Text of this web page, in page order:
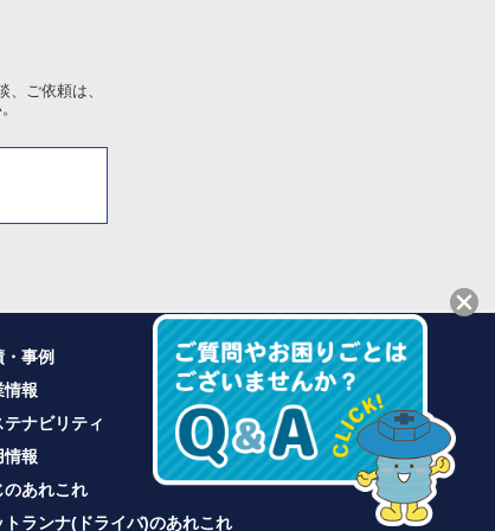
ご依頼は、
・事例
情報
テナビリティ
情報
のあれこれ
トランナ(ドライバ)のあれこれ